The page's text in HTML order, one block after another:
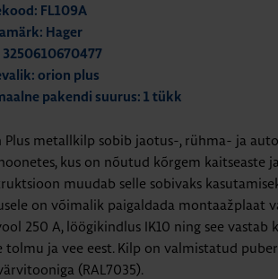
FL109A
Hager
3250610670477
orion plus
pakendi suurus: 1 tükk
Plus metallkilp sobib jaotus-, rühma- ja
kus on nõutud kõrgem kaitseaste
muudab selle sobivaks
on võimalik paigaldada montaažplaat
250 A, löögikindlus IK10 ning see vastab
tolmu ja vee eest. Kilp on valmistatud
(RAL7035).